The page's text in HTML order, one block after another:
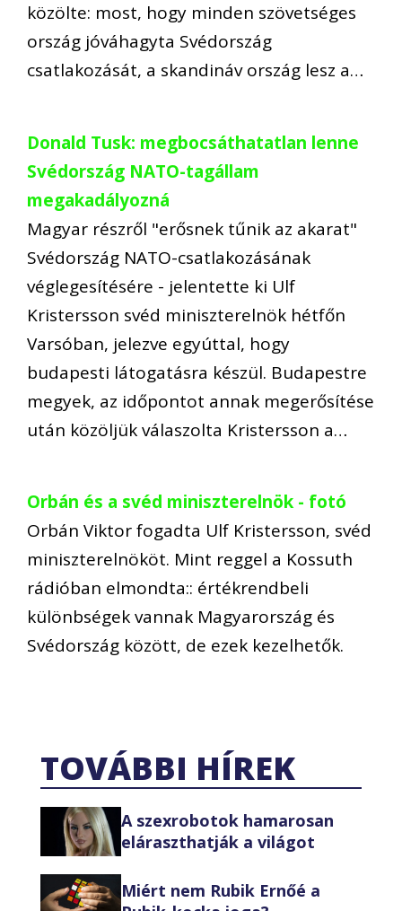
közölte: most, hogy minden szövetséges
ország jóváhagyta Svédország
csatlakozását, a skandináv ország lesz a…
Donald Tusk: megbocsáthatatlan lenne
Svédország NATO-tagállam
megakadályozná
Magyar részről "erősnek tűnik az akarat"
Svédország NATO-csatlakozásának
véglegesítésére - jelentette ki Ulf
Kristersson svéd miniszterelnök hétfőn
Varsóban, jelezve egyúttal, hogy
budapesti látogatásra készül. Budapestre
megyek, az időpontot annak megerősítése
után közöljük válaszolta Kristersson a…
Orbán és a svéd miniszterelnök - fotó
Orbán Viktor fogadta Ulf Kristersson, svéd
miniszterelnököt. Mint reggel a Kossuth
rádióban elmondta:: értékrendbeli
különbségek vannak Magyarország és
Svédország között, de ezek kezelhetők.
TOVÁBBI HÍREK
A szexrobotok hamarosan
eláraszthatják a világot
Miért nem Rubik Ernőé a